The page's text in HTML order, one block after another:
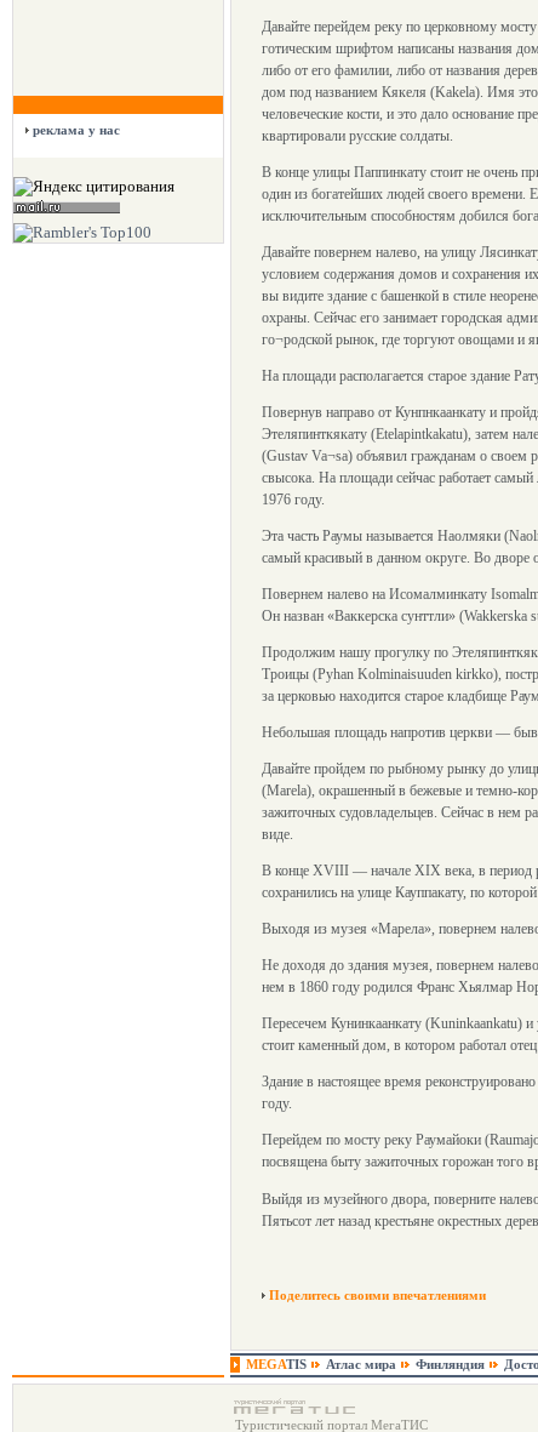
реклама у нас
Давайте перейдем реку по церковному
готическим шрифтом написаны названия
либо от его фамилии, либо от названия
дом под названием Кякеля (Kakela). Имя
человеческие кости, и это дало основание
квартировали русские солдаты.
В конце улицы Паппинкату стоит не очень
один из богатейших людей своего времени.
исключительным способностям добился
Давайте повернем налево, на улицу
условием содержания домов и сохранения
вы видите здание с башенкой в стиле
охраны. Сейчас его занимает городская
го¬родской рынок, где торгуют овощами и
На площади располагается старое здание
Повернув направо от Кунпнкаанкату и
Этеляпинткякату (Etelapintkakatu), затем
(Gustav Va¬sa) объявил гражданам о своем
свысока. На площади сейчас работает
1976 году.
Эта часть Раумы называется Наолмяки
самый красивый в данном округе. Во дворе
Повернем налево на Исомалминкату
Он назван «Ваккерска сунттли» (Wakkerska
Продолжим нашу прогулку по
Троицы (Pyhan Kolminaisuuden kirkko),
за церковью находится старое кладбище
Небольшая площадь напротив церкви —
Давайте пройдем по рыбному рынку до
(Marela), окрашенный в бежевые и темно-
зажиточных судовладельцев. Сейчас в нем
виде.
В конце XVIII — начале XIX века, в период
сохранились на улице Кауппакату, по
Выходя из музея «Марела», повернем
Не доходя до здания музея, повернем
нем в 1860 году родился Франс Хьялмар
Пересечем Кунинкаанкату (Kuninkaankatu)
стоит каменный дом, в котором работал
Здание в настоящее время
году.
Перейдем по мосту реку Раумайоки
посвящена быту зажиточных горожан того
Выйдя из музейного двора, поверните
Пятьсот лет назад крестьяне окрестных
Поделитесь своими впечатлениями
MEGATIS Атлас мира Финляндия
Туристический портал МегаТИС